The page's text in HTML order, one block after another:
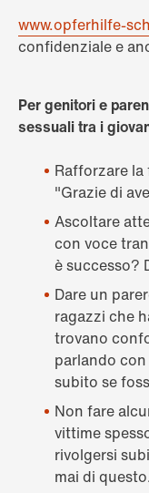
www.opferhilfe-
confidenziale e
Per genitori e
sessuali tra i
Rafforzare
"Grazie di
Ascoltare
con voce
è successo?
Dare un
ragazzi che
trovano
parlando
subito se
Non fare
vittime
rivolgersi
mai di